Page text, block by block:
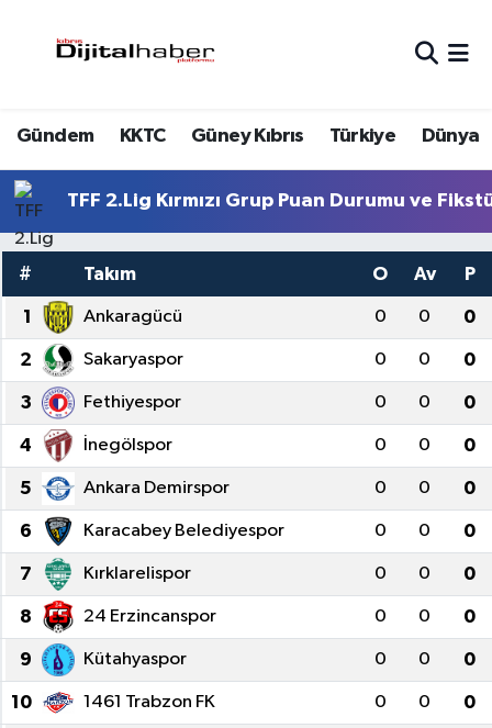
Gündem KKTC Güney Kıbrıs Türkiye Dünya
TFF 2.Lig Kırmızı Grup Puan Durumu ve
# Takım O Av P
1 Ankaragücü 0 0 0
2 Sakaryaspor 0 0 0
3 Fethiyespor 0 0 0
4 İnegölspor 0 0 0
5 Ankara Demirspor 0 0 0
6 Karacabey Belediyespor 0 0 0
7 Kırklarelispor 0 0 0
8 24 Erzincanspor 0 0 0
9 Kütahyaspor 0 0 0
10 1461 Trabzon FK 0 0 0
Trafik Durumu
Süper Lig Puan Durumu ve Fikstür
Tüm Manşetler
Son Dakika Haberleri
Haber Arşivi